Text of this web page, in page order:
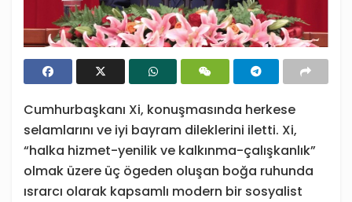
Cumhurbaşkanı Xi, konuşmasında herkese
selamlarını ve iyi bayram dileklerini iletti. Xi,
“halka hizmet-yenilik ve kalkınma-çalışkanlık”
olmak üzere üç ögeden oluşan boğa ruhunda
ısrarcı olarak kapsamlı modern bir sosyalist